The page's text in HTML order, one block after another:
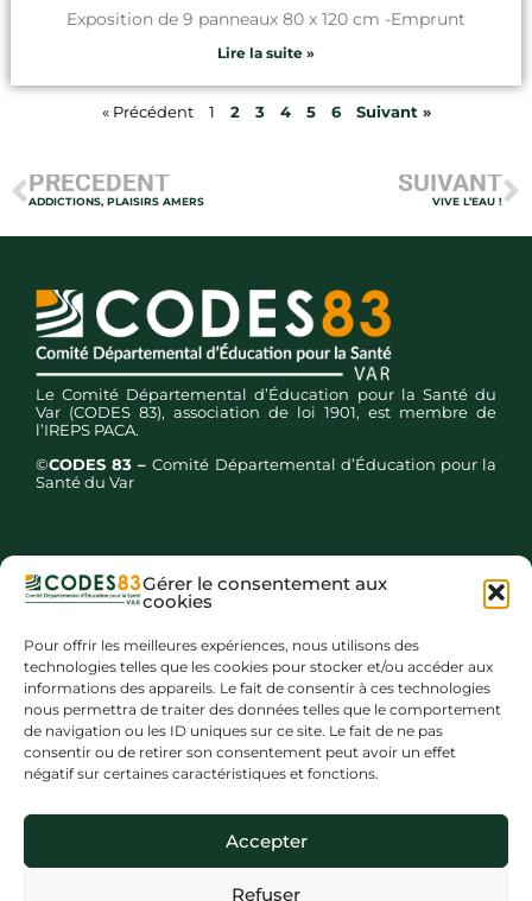
Gérer le consentement aux
cookies
Pour offrir les meilleures expériences, nous utilisons des
technologies telles que les cookies pour stocker et/ou accéder aux
informations des appareils. Le fait de consentir à ces technologies
nous permettra de traiter des données telles que le comportement
de navigation ou les ID uniques sur ce site. Le fait de ne pas
consentir ou de retirer son consentement peut avoir un effet
négatif sur certaines caractéristiques et fonctions.
Accepter
Refuser
Exposition de 9 panneaux 80 x 120 cm -Emprunt
Lire la suite »
« Précédent 1 2 3 4 5 6 Suivant »
PRÉCÉDENT
ADDICTIONS, PLAISIRS AMERS
SUIVANT
VIVE L’EAU !
Le Comité Départemental d’Éducation pour la Santé du
Var (CODES 83), association de loi 1901, est membre de
l’IREPS PACA.
©CODES 83 –Comité Départemental d’Éducation pour la
Santé du Var
Inscription newsletters
Mentions légales
Politique de gestion des données personnelles